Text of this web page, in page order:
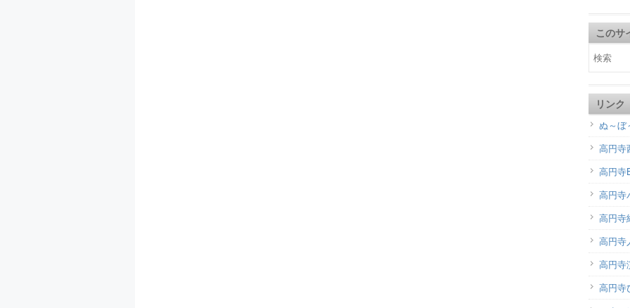
このサ
リンク
ぬ～ぼ
高円寺
高円寺
高円寺
高円寺
高円寺
高円寺
高円寺